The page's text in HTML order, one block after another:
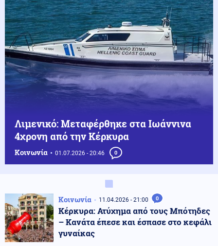
Κοινωνία 01.07.2026 - 20:46 0
Λιμενικό: Μεταφέρθηκε στα Ιωάννινα
4χρονη από την Κέρκυρα
Κοινωνία 11.04.2026 - 21:00 0
Κέρκυρα: Ατύχημα από τους Μπότηδες
– Κανάτα έπεσε και έσπασε στο κεφάλι
γυναίκας